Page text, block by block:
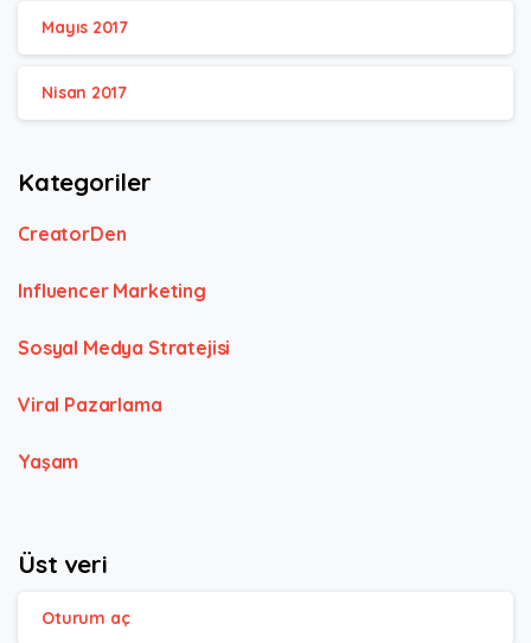
Mayıs 2017
Nisan 2017
Kategoriler
CreatorDen
Influencer Marketing
Sosyal Medya Stratejisi
Viral Pazarlama
Yaşam
Üst veri
Oturum aç